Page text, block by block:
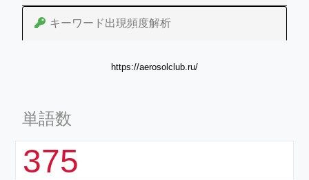
キーワード出現頻度解析
https://aerosolclub.ru/
単語数
375